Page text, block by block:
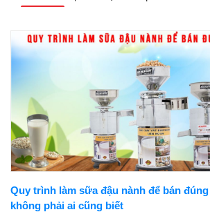
Nghề làm đậu phụ - sữa đậu nành
Hỏi đáp máy móc làm đậu phụ
Quy trình làm sữa đậu nành để bán
không phải ai cũng biết